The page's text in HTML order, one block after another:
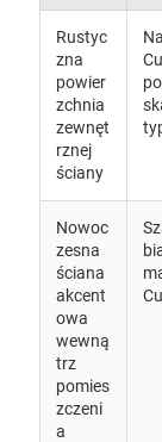
Rustyc
zna
powier
zchnia
zewnęt
rznej
ściany
Nowoc
zesna
ściana
akcent
owa
wewną
trz
pomies
zczeni
a